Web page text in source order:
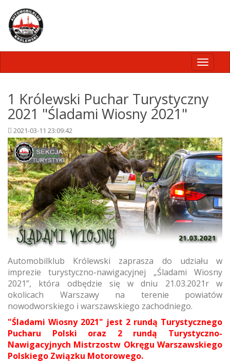
Toggle
1 Królewski Puchar Turystyczny
2021 "Śladami Wiosny 2021"
2021-03-11 23:09:42
Automobilklub Królewski zaprasza do udziału w
imprezie turystyczno-nawigacyjnej „Śladami Wiosny
2021”, która odbędzie się w dniu 21.03.2021r w
okolicach Warszawy na terenie powiatów
nowodworskiego i warszawskiego zachodniego.
"Śladami Wiosny 2021" jest 2 rundą Turystycznego
Pucharu Polski oraz 2 rundą Turystyczno-
Nawigacyjnych Mistrzostw Okręgu Warszawskiego
Polskiego Związku Motorowego.